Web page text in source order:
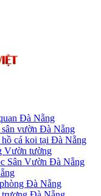
Đà Nẵng
vườn Đà Nẵng
cá koi tại Đà Nẵng
Vườn tường
Sân Vườn Đà Nẵng
Đà Nẵng